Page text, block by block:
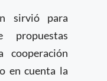
sirvió para
cooperación
en cuenta la